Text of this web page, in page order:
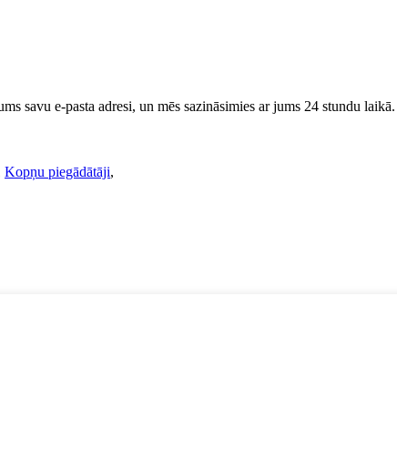
savu e-pasta adresi, un mēs sazināsimies ar jums 24 stundu laikā.
Kopņu piegādātāji,